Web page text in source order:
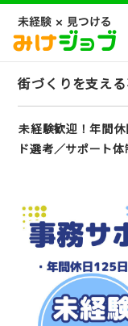
街づくりを支え
未経験歓迎！年間
ド選考／サポート